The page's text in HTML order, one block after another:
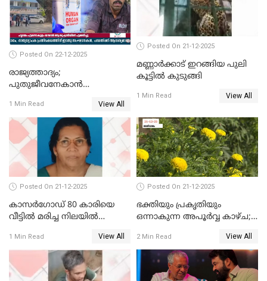
Posted On 22-12-2025
രാജ്യത്താദ്യം;
പുതുജീവനേകാൻ
എറണാകുളം സർക്കാർ
ജനറൽ
ആശുപത്രിയിലെത്തിച്ചു
1 Min Read View All
Posted On 21-12-2025
മണ്ണാർക്കാട് ഇറങ്ങിയ പുലി
കൂട്ടിൽ കുടുങ്ങി
1 Min Read View All
Posted On 21-12-2025
കാസർഗോഡ് 80 കാരിയെ
വീട്ടിൽ മരിച്ച നിലയിൽ
1 Min Read View All
Posted On 21-12-2025
ഭക്തിയും പ്രകൃതിയും
ഒന്നാകുന്ന അപൂര്‍വ്വ കാഴ്ച;
കാഴ്ചാനുഭവമൊരുക്കി
ശബരീ നന്ദനം
2 Min Read View All